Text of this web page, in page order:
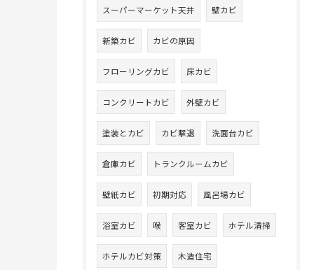
スーパーマーケット天井 壁カビ
新築カビ カビの原因
フローリングカビ 床カビ
コンクリートカビ 外壁カビ
塗装とカビ カビ撃退 洗面台カビ
倉庫カビ トランクルームカビ
壁紙カビ 初期対応 風呂場カビ
浴室カビ 喉 客室カビ ホテル清掃
ホテルカビ対策 木造住宅